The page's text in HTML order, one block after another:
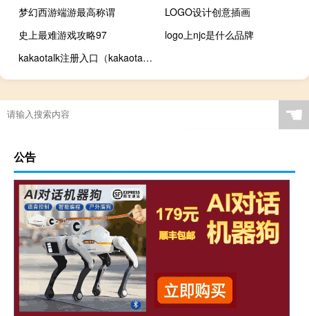
梦幻西游端游最高称谓
LOGO设计创意插画
史上最难游戏攻略97
logo上njc是什么品牌
kakaotalk注册入口（kakaotalk注册）
☚
公告